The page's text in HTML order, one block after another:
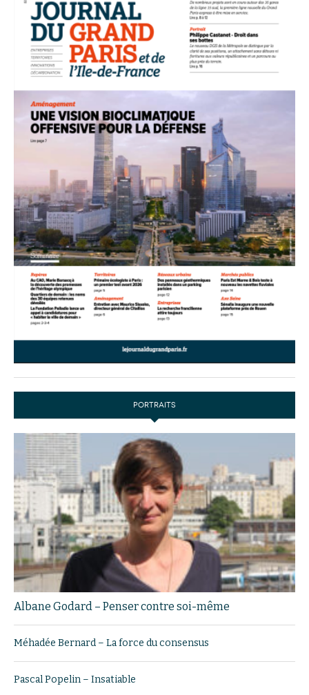
PORTRAITS
Albane Godard – Penser contre soi-même
Méhadée Bernard – La force du consensus
Pascal Popelin – Insatiable